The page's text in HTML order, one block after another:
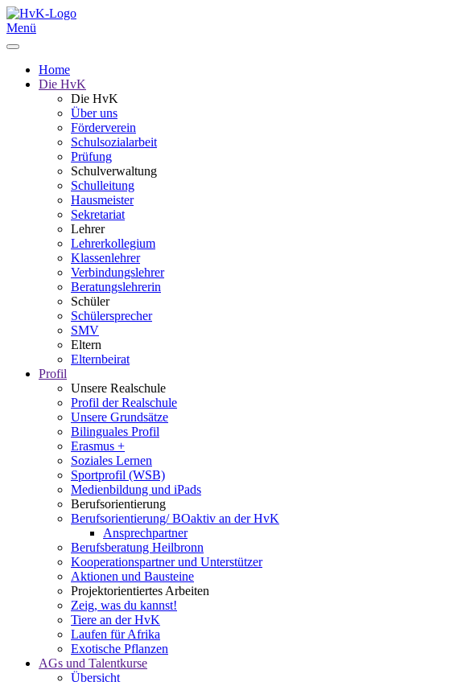
Menü
Home
Die HvK
Die HvK
Über uns
Förderverein
Schulsozialarbeit
Prüfung
Schulverwaltung
Schulleitung
Hausmeister
Sekretariat
Lehrer
Lehrerkollegium
Klassenlehrer
Verbindungslehrer
Beratungslehrerin
Schüler
Schülersprecher
SMV
Eltern
Elternbeirat
Profil
Unsere Realschule
Profil der Realschule
Unsere Grundsätze
Bilinguales Profil
Erasmus +
Soziales Lernen
Sportprofil (WSB)
Medienbildung und iPads
Berufsorientierung
Berufsorientierung/ BOaktiv an der HvK
Ansprechpartner
Berufsberatung Heilbronn
Kooperationspartner und Unterstützer
Aktionen und Bausteine
Projektorientiertes Arbeiten
Zeig, was du kannst!
Tiere an der HvK
Laufen für Afrika
Exotische Pflanzen
AGs und Talentkurse
Übersicht